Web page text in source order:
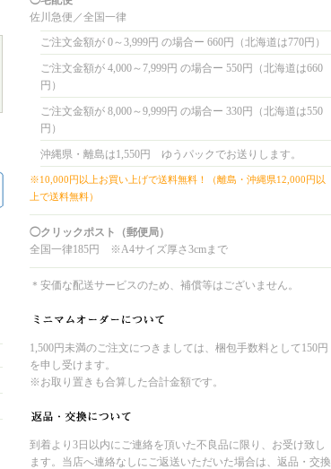
佐川急便／全国一律
ご注文金額が 0～3,999円 の場合ー 660円（北海道は770円）
ご注文金額が 4,000～7,999円 の場合ー 550円（北海道は660
円）
ご注文金額が 8,000～9,999円 の場合ー 330円（北海道は550
円）
沖縄県・離島は1,550円 ゆうパックでお送りします。
※10,000円以上お買い上げで送料無料！（離島・沖縄県12,000円以
上で送料無料）
◯クリックポスト（郵便局）
全国一律185円 ※A4サイズ厚さ3cmまで
＊安価な配送サービスのため、補償等はございません。
1,500円未満のご注文につきましては、梱包手数料として150円
を申し受けます。
※お取り置きも合算した合計金額です。
到着より3日以内にご連絡を頂いた不良品に限り、お受け致し
ます。当店へ連絡なしにご返送いただいた場合は、返品・交換